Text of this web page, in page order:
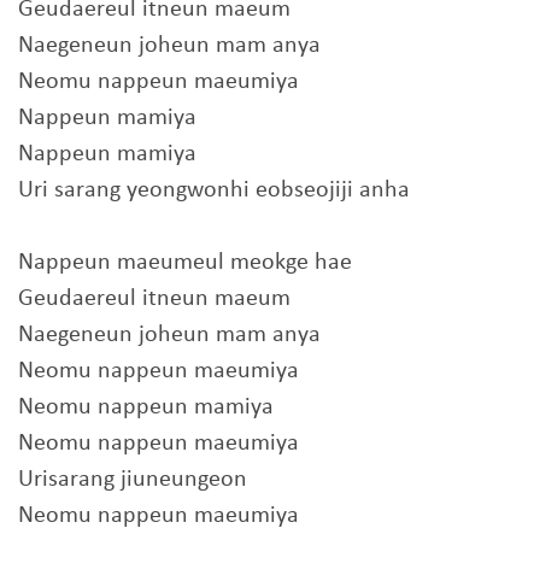
Geudaereul itneun maeum
Naegeneun joheun mam anya
Neomu nappeun maeumiya
Nappeun mamiya
Nappeun mamiya
Uri sarang yeongwonhi eobseojiji anha
Nappeun maeumeul meokge hae
Geudaereul itneun maeum
Naegeneun joheun mam anya
Neomu nappeun maeumiya
Neomu nappeun mamiya
Neomu nappeun maeumiya
Urisarang jiuneungeon
Neomu nappeun maeumiya